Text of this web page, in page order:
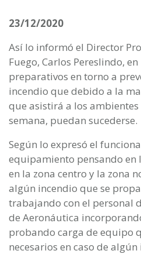
23/12/2020
Así lo informó el Director
Fuego, Carlos Pereslindo,
preparativos en torno a
incendio que debido a la
que asistirá a los
semana, puedan sucederse.
Según lo expresó el
equipamiento pensando en
en la zona centro y la zona
algún incendio que se
trabajando con el personal
de Aeronáutica
probando carga de equipo
necesarios en caso de